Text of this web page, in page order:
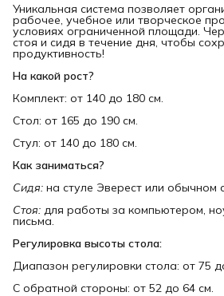
Уникальная система позволяет
рабочее, учебное или творческое
условиях ограниченной площади.
стоя и сидя в течение дня, чтобы
продуктивность!
На какой рост?
Комплект: от 140 до 180 см.
Стол: от 165 до 190 см.
Стул: от 140 до 180 см.
Как заниматься?
Сидя: на стуле Эверест или обычном
Стоя: для работы за компьютером,
письма.
Регулировка высоты стола:
Диапазон регулировки стола: от 75
С обратной стороны: от 52 до 64 см.